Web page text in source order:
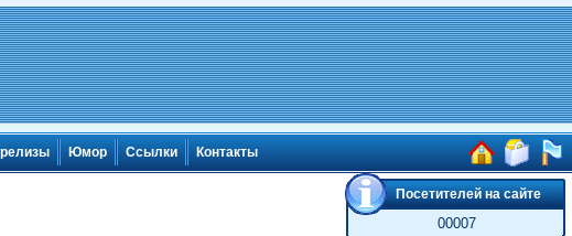
Юмор Ссылки Контакты
Посетителей на сайте
00007